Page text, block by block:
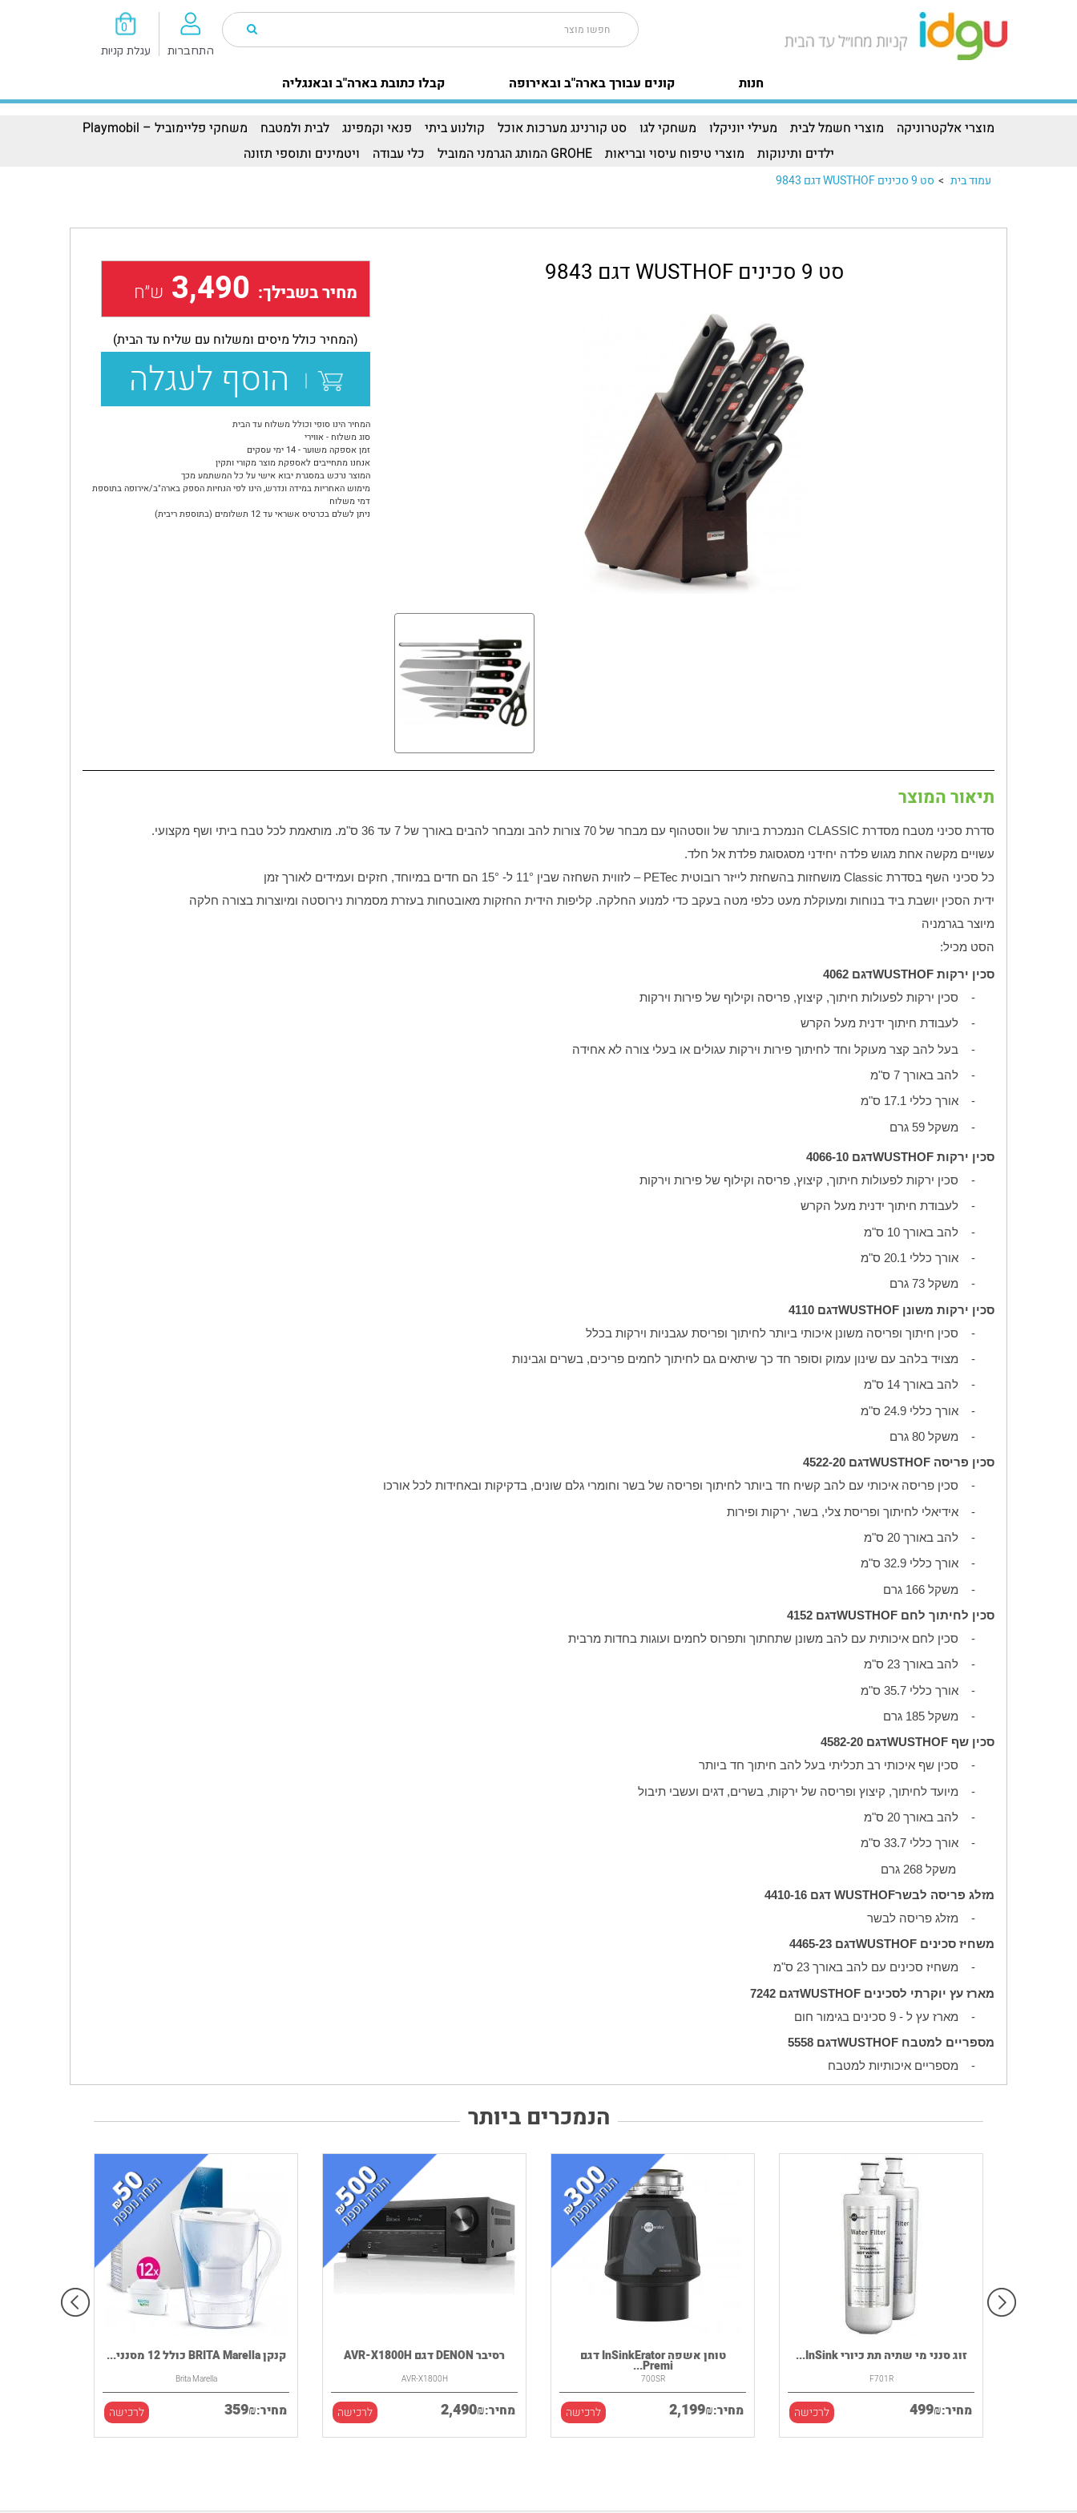
0
עגלת קניות התחברות
קבלו כתובת בארה"ב ובאנגליה קונים עבורך בארה"ב ובאירופה חנות
מוצרי אלקטרוניקה מוצרי חשמל לבית מעילי יוניקלו משחקי לגו סט קורנינג מערכות אוכל קולנוע ביתי פנאי וקמפינג לבית ולמטבח
משחקי פליימוביל – Playmobil
ילדים ותינוקות
מוצרי טיפוח עיסוי ובריאות GROHE המותג הגרמני המוביל כלי עבודה ויטמינים ותוספי תזונה
עמוד בית > סט 9 סכינים WUSTHOF דגם 9843
סט 9 סכינים WUSTHOF דגם 9843
מחיר בשבילך: 3,490 ש״ח
(המחיר כולל מיסים ומשלוח עם שליח עד הבית)
הוסף לעגלה
המחיר הינו סופי וכולל משלוח עד הבית
סוג משלוח - אווירי
זמן אספקה משוער - 14 ימי עסקים
אנחנו מתחייבים לאספקת מוצר מקורי ותקין
המוצר נרכש במסגרת יבוא אישי על כל המשתמע מכך
מימוש האחריות במידה ונדרש, הינו לפי הנחיות הספק בארה"ב/אירופה בתוספת
דמי משלוח
ניתן לשלם בכרטיס אשראי עד 12 תשלומים (בתוספת ריבית)
תיאור המוצר
סדרת סכיני מטבח מסדרת CLASSIC הנמכרת ביותר של ווסטהוף עם מבחר של 70 צורות להב ומבחר להבים באורך של 7 עד 36 ס"מ. מותאמת לכל טבח ביתי ושף מקצועי.
עשויים מקשה אחת מגוש פלדה יחידני מסגסוגת פלדת אל חלד.
כל סכיני השף בסדרת Classic מושחזות בהשחזת לייזר רובוטית PETec – לזווית השחזה שבין 11° ל- 15° הם חדים במיוחד, חזקים ועמידים לאורך זמן
ידית הסכין יושבת ביד בנוחות ומעוקלת מעט כלפי מטה בעקב כדי למנוע החלקה. קליפות הידית החזקות מאובטחות בעזרת מסמרות נירוסטה ומיוצרות בצורה חלקה
מיוצר בגרמניה
הסט מכיל:
סכין ירקות WUSTHOFדגם 4062
-
סכין ירקות לפעולות חיתוך, קיצוץ, פריסה וקילוף של פירות וירקות
-
לעבודת חיתוך ידנית מעל הקרש
-
בעל להב קצר מעוקל וחד לחיתוך פירות וירקות עגולים או בעלי צורה לא אחידה
-
להב באורך 7 ס"מ
-
אורך כללי 17.1 ס"מ
-
משקל 59 גרם
סכין ירקות WUSTHOFדגם 4066-10
-
סכין ירקות לפעולות חיתוך, קיצוץ, פריסה וקילוף של פירות וירקות
-
לעבודת חיתוך ידנית מעל הקרש
-
להב באורך 10 ס"מ
-
אורך כללי 20.1 ס"מ
-
משקל 73 גרם
סכין ירקות משונן WUSTHOFדגם 4110
-
סכין חיתוך ופריסה משונן איכותי ביותר לחיתוך ופריסת עגבניות וירקות בכלל
-
מצויד בלהב עם שינון עמוק וסופר חד כך שיתאים גם לחיתוך לחמים פריכים, בשרים וגבינות
-
להב באורך 14 ס"מ
-
אורך כללי 24.9 ס"מ
-
משקל 80 גרם
סכין פריסה WUSTHOFדגם 4522-20
-
סכין פריסה איכותי עם להב קשיח חד ביותר לחיתוך ופריסה של בשר וחומרי גלם שונים, בדקיקות ובאחידות לכל אורכו
-
אידיאלי לחיתוך ופריסת צלי, בשר, ירקות ופירות
-
להב באורך 20 ס"מ
-
אורך כללי 32.9 ס"מ
-
משקל 166 גרם
סכין לחיתוך לחם WUSTHOFדגם 4152
-
סכין לחם איכותית עם להב משונן שתחתוך ותפרוס לחמים ועוגות בחדות מרבית
-
להב באורך 23 ס"מ
-
אורך כללי 35.7 ס"מ
-
משקל 185 גרם
סכין שף WUSTHOFדגם 4582-20
-
סכין שף איכותי רב תכליתי בעל להב חיתוך חד ביותר
-
מיועד לחיתוך, קיצוץ ופריסה של ירקות, בשרים, דגים ועשבי תיבול
-
להב באורך 20 ס"מ
-
אורך כללי 33.7 ס"מ
משקל 268 גרם
מזלג פריסה לבשרWUSTHOF דגם 4410-16
-
מזלג פריסה לבשר
משחיז סכינים WUSTHOFדגם 4465-23
-
משחיז סכינים עם להב באורך 23 ס"מ
מארז עץ יוקרתי לסכינים WUSTHOFדגם 7242
-
מארז עץ ל - 9 סכינים בגימור חום
מספריים למטבח WUSTHOFדגם 5558
-
מספריים איכותיות למטבח
הנמכרים ביותר
קנקן BRITA Marella כולל 12 מסנני...
Brita Marella
מחיר: 359₪ לרכישה
רסיבר DENON דגם AVR-X1800H
AVR-X1800H
מחיר: 2,490₪ לרכישה
טוחן אשפה InSinkErator דגם
Premi...
700SR
מחיר: 2,199₪ לרכישה
זוג סנני מי שתיה תת כיורי InSink...
F701R
מחיר: 499₪ לרכישה